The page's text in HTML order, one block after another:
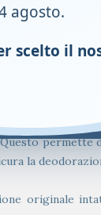
consente una
per
Il filtro
la
originale
agosto.
scelto il